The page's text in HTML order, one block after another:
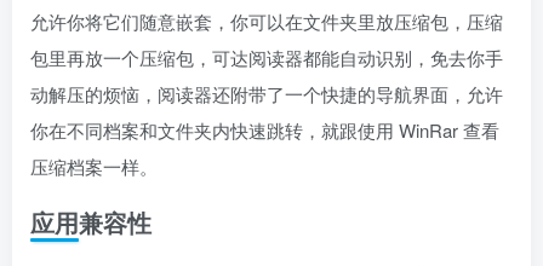
允许你将它们随意嵌套，你可以在文件夹里放压缩包，压缩
包里再放一个压缩包，可达阅读器都能自动识别，免去你手
动解压的烦恼，阅读器还附带了一个快捷的导航界面，允许
你在不同档案和文件夹内快速跳转，就跟使用 WinRar 查看
压缩档案一样。
应用兼容性